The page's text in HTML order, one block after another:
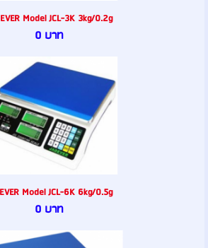
Model JCL-3K 3kg/0.2g
0 บาท
Model JCL-6K 6kg/0.5g
0 บาท